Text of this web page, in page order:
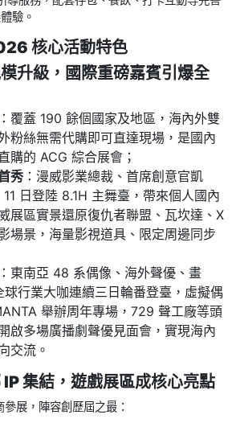
驗。
核心活動特色
模升級，國際重磅嘉賓引爆全
：覆蓋 190 餘個國家及地區，海內外雙
粉絲無需代購即可直達現場，是國內
購的 ACG 綜合展會；
秀 ：漫威影業總裁、首席創意官凱
日登陸 8.1H 主舞臺，帶來個人國內
展區實景還原復仇者聯盟、瓦坎達、X
場景，海量影視道具、限定周邊同步
：東南亞 48 系偶像、海外聲優、畫
行業大咖連續三日輪番登臺，虛擬偶
舉辦周年專場，729 聲工廠等頭
啟多場廣播劇聲優見面會，實現海內
交流。
IP 集結，遊戲展區成核心亮點
展，陣容創歷屆之最：